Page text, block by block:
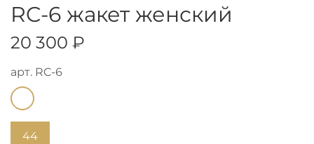
арт. RC-6
RC-6 жакет женский
20 300 ₽
44